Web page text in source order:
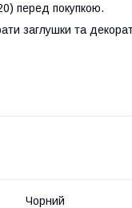
перед покупкою.
заглушки та
Чорний